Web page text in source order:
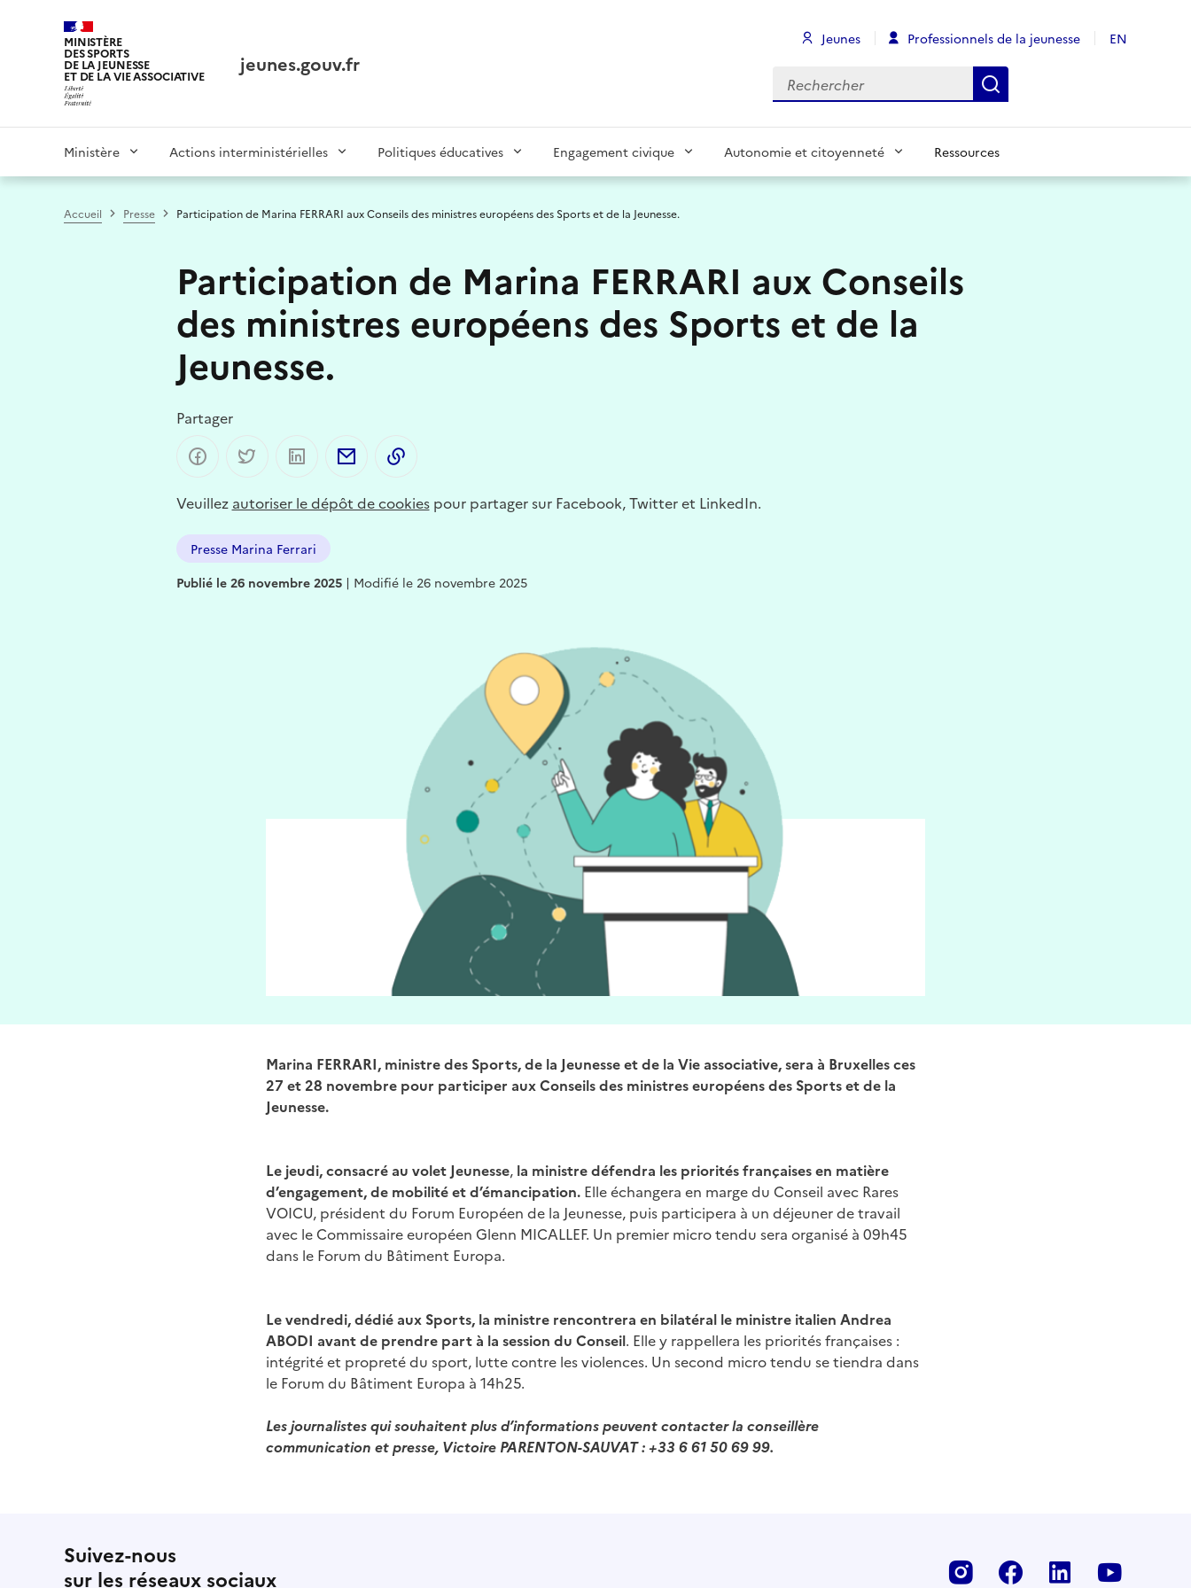
MINISTÈRE
DES SPORTS
DE LA JEUNESSE
ET DE LA VIE ASSOCIATIVE
jeunes.gouv.fr
Jeunes Professionnels de la jeunesse EN
Rechercher
navigation
Ministère Actions interministérielles Politiques éducatives Engagement civique Autonomie et citoyenneté Ressources
Accueil Presse Participation de Marina FERRARI aux Conseils des ministres européens des Sports et de la Jeunesse.
Participation de Marina FERRARI aux Conseils
des ministres européens des Sports et de la
Jeunesse.
Partager
Partager sur Facebook
Partager sur Twitter
Partager sur LinkedIn
Partager par email
Veuillez autoriser le dépôt de cookiespour partager sur Facebook, Twitter et LinkedIn.
Presse Marina Ferrari
Publié le 26 novembre 2025| Modifié le 26 novembre 2025
Marina FERRARI, ministre des Sports, de la Jeunesse et de la Vie associative, sera à Bruxelles ces
27 et 28 novembre pour participer aux Conseils des ministres européens des Sports et de la
Jeunesse.
Le jeudi, consacré au volet Jeunesse, la ministre défendra les priorités françaises en matière
d’engagement, de mobilité et d’émancipation. Elle échangera en marge du Conseil avec Rares
VOICU, président du Forum Européen de la Jeunesse, puis participera à un déjeuner de travail
avec le Commissaire européen Glenn MICALLEF. Un premier micro tendu sera organisé à 09h45
dans le Forum du Bâtiment Europa.
Le vendredi, dédié aux Sports, la ministre rencontrera en bilatéral le ministre italien Andrea
ABODI avant de prendre part à la session du Conseil. Elle y rappellera les priorités françaises :
intégrité et propreté du sport, lutte contre les violences. Un second micro tendu se tiendra dans
le Forum du Bâtiment Europa à 14h25.
Les journalistes qui souhaitent plus d’informations peuvent contacter la conseillère
communication et presse, Victoire PARENTON-SAUVAT : +33 6 61 50 69 99.
Suivez-nous
sur les réseaux sociaux
InstagramFacebookLinkedin